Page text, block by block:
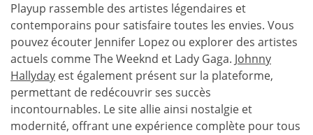
Playup rassemble des artistes légendaires et
contemporains pour satisfaire toutes les envies. Vous
pouvez écouter Jennifer Lopez ou explorer des artistes
actuels comme The Weeknd et Lady Gaga. Johnny
Hallyday est également présent sur la plateforme,
permettant de redécouvrir ses succès
incontournables. Le site allie ainsi nostalgie et
modernité, offrant une expérience complète pour tous